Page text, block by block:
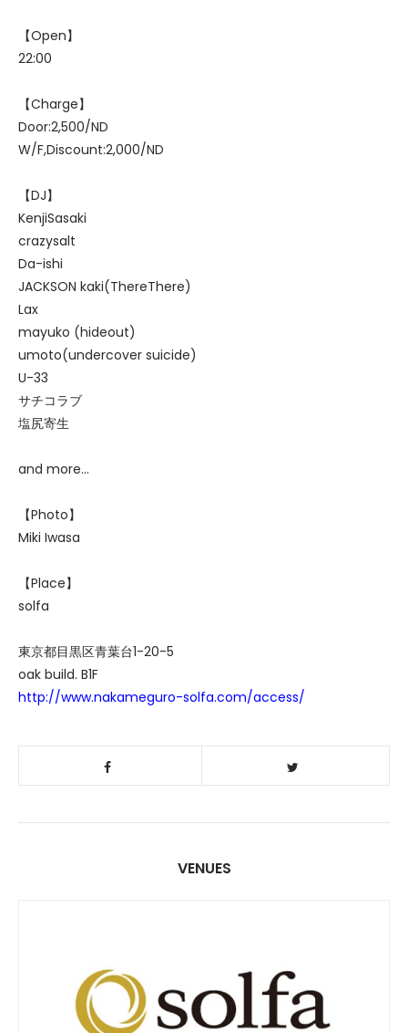
【Open】
22:00
【Charge】
Door:2,500/ND
W/F,Discount:2,000/ND
【DJ】
KenjiSasaki
crazysalt
Da-ishi
JACKSON kaki(ThereThere)
Lax
mayuko (hideout)
umoto(undercover suicide)
U-33
サチコラブ
塩尻寄生
and more...
【Photo】
Miki Iwasa
【Place】
solfa
東京都目黒区青葉台1-20-5
oak build. B1F
http://www.nakameguro-solfa.com/access/
VENUES